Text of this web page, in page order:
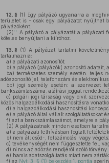
12. § (1) Egy pályázó ugyanarra a
területet is – csak egy pályázatot nyújthat
pályázóként.
(2) 11 A pályázó a pályázatát a pályázati
köteles benyújtani a kiíróhoz.
13. § (1) A pályázat tartalmi
tartalmaznia:
a) a pályázati azonosítót;
b) a pályázó (pályázók) azonosító adatait,
ba) természetes személy esetén: teljes
adóazonosító jel, telefonszám és
bb) jogi személy esetén: a szervezet
bankszámlaszáma, aláírási joggal
c) polgári jogi társaság vagy civil
közös halgazdálkodási hasznosításra
d) a halgazdálkodási hasznosítási
e) a pályázó által vállalt szolgáltatásokat
f) azt a bankszámlaszámot, amelyre a
(2) A pályázatnak minden esetben
a) a pályázati felhívásban foglalt
b) nem áll csőd-, felszámolási vagy
c) tevékenységét nem függesztette fel,
d) nincs az adózás rendjéről szóló
e) hamis adatszolgáltatás miatt nem
f) az Nvt. 3. § (1) bekezdés 1. pontja